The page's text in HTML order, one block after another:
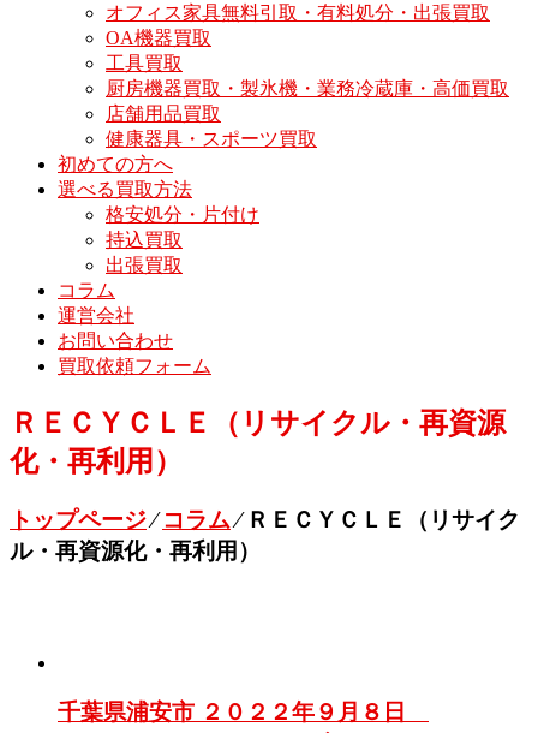
オフィス家具無料引取・有料処分・出張買取
OA機器買取
工具買取
厨房機器買取・製氷機・業務冷蔵庫・高価買取
店舗用品買取
健康器具・スポーツ買取
初めての方へ
選べる買取方法
格安処分・片付け
持込買取
出張買取
コラム
運営会社
お問い合わせ
買取依頼フォーム
ＲＥＣＹＣＬＥ（リサイクル・再資源
化・再利用）
トップページ⁄コラム⁄ ＲＥＣＹＣＬＥ（リサイク
ル・再資源化・再利用）
千葉県浦安市 ２０２２年９月８日